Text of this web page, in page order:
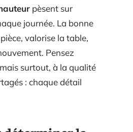
pèsent sur
journée. La bonne
valorise la table,
Pensez
surtout, à la qualité
: chaque détail